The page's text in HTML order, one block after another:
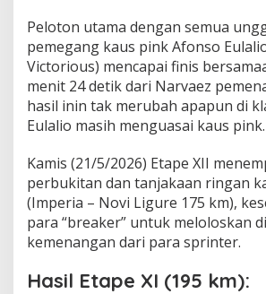
Peloton utama dengan semua
pemegang kaus pink Afonso
Victorious) mencapai finis
menit 24 detik dari Narvaez
hasil inin tak merubah apapun di
Eulalio masih menguasai kaus pink.
Kamis (21/5/2026) Etape XII
perbukitan dan tanjakaan ringan
(Imperia – Novi Ligure 175 km),
para “breaker” untuk meloloskan
kemenangan dari para sprinter.
Hasil Etape XI (195 km):